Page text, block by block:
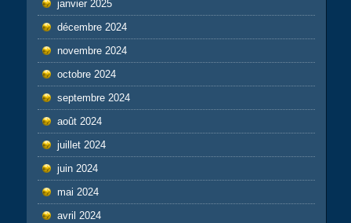
janvier 2025
décembre 2024
novembre 2024
octobre 2024
septembre 2024
août 2024
juillet 2024
juin 2024
mai 2024
avril 2024